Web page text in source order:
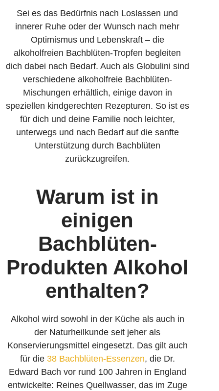
Sei es das Bedürfnis nach Loslassen und
innerer Ruhe oder der Wunsch nach mehr
Optimismus und Lebenskraft – die
alkoholfreien Bachblüten-Tropfen begleiten
dich dabei nach Bedarf. Auch als Globulini sind
verschiedene alkoholfreie Bachblüten-
Mischungen erhältlich, einige davon in
speziellen kind­gerechten Rezepturen. So ist es
für dich und deine Familie noch leichter,
unterwegs und nach Bedarf auf die sanfte
Unterstützung durch Bachblüten
zurückzugreifen.
Warum ist in
einigen
Bachblüten-
Produkten Alkohol
enthalten?
Alkohol wird sowohl in der Küche als auch in
der Naturheil­kunde seit jeher als
Konservierungs­mittel eingesetzt. Das gilt auch
für die 38 Bachblüten-Essenzen, die Dr.
Edward Bach vor rund 100 Jahren in England
entwickelte: Reines Quellwasser, das im Zuge